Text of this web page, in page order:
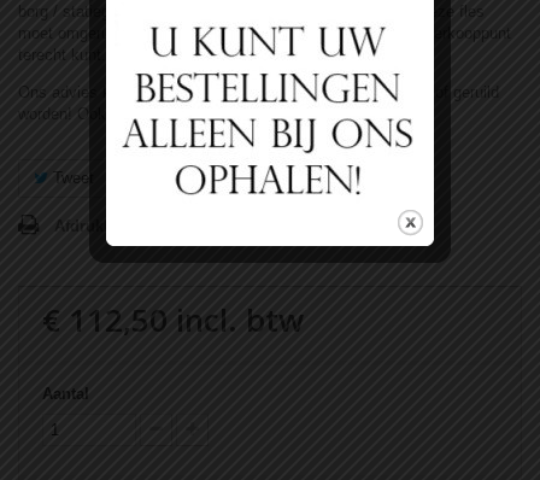
borg / statiegeld terug, dit is aan de fabrikant (Benegas!), deze fles
moet omgeruild worden! Dat betekend dat U alleen bij een verkooppunt
terecht kunt.
Ons advies koop een Merkloze fles. Die mag overal gevuld of geruild
worden! Ook kunnen die bij gevuld worden!
Tweet Delen Google+ Pinterest
Afdrukken
€ 112,50 incl. btw
Aantal